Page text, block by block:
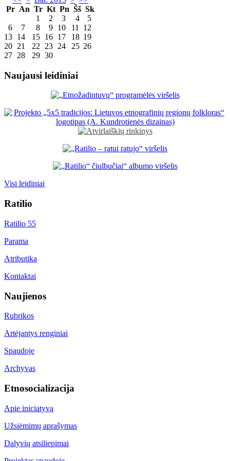
Pr An Tr Kt Pn Šš Sk
1
2 3 4
5
6
7 8 9 10 11
12
13 14 15 16 17 18 19
20 21 22 23 24 25 26
27 28 29 30
Naujausi leidiniai
Visi leidiniai
Ratilio
Ratilio 55
Parama
Atributika
Kontaktai
Naujienos
Rubrikos
Artėjantys renginiai
Spaudoje
Archyvas
Etnosocializacija
Apie iniciatyvą
Užsiėmimų aprašymas
Dalyvių atsiliepimai